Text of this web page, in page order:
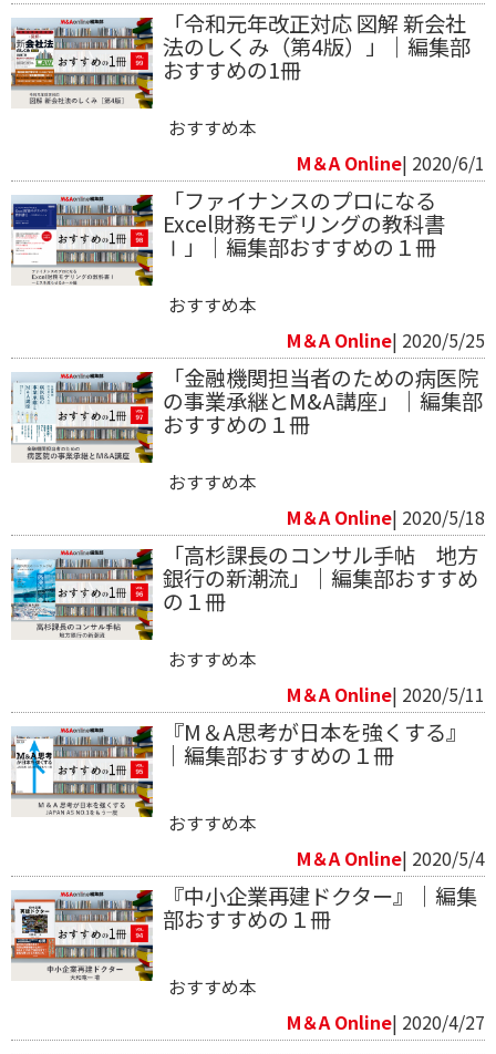
「令和元年改正対応 図解 新会社
法のしくみ（第4版）」｜編集部
おすすめの1冊
おすすめ本
M＆A Online| 2020/6/1
「ファイナンスのプロになる
Excel財務モデリングの教科書
Ⅰ」｜編集部おすすめの１冊
おすすめ本
M＆A Online| 2020/5/25
「金融機関担当者のための病医院
の事業承継とM&A講座」｜編集部
おすすめの１冊
おすすめ本
M＆A Online| 2020/5/18
「高杉課長のコンサル手帖 地方
銀行の新潮流」｜編集部おすすめ
の１冊
おすすめ本
M＆A Online| 2020/5/11
『M＆A思考が日本を強くする』
｜編集部おすすめの１冊
おすすめ本
M＆A Online| 2020/5/4
『中小企業再建ドクター』｜編集
部おすすめの１冊
おすすめ本
M＆A Online| 2020/4/27